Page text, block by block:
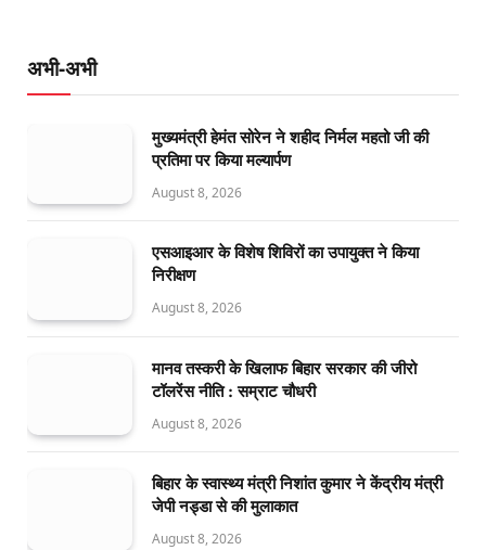
अभी-अभी
मुख्यमंत्री हेमंत सोरेन ने शहीद निर्मल महतो जी की
प्रतिमा पर किया मल्यार्पण
August 8, 2026
एसआइआर के विशेष शिविरों का उपायुक्त ने किया
निरीक्षण
August 8, 2026
मानव तस्करी के खिलाफ बिहार सरकार की जीरो
टॉलरेंस नीति : सम्राट चौधरी
August 8, 2026
बिहार के स्वास्थ्य मंत्री निशांत कुमार ने केंद्रीय मंत्री
जेपी नड्डा से की मुलाकात
August 8, 2026